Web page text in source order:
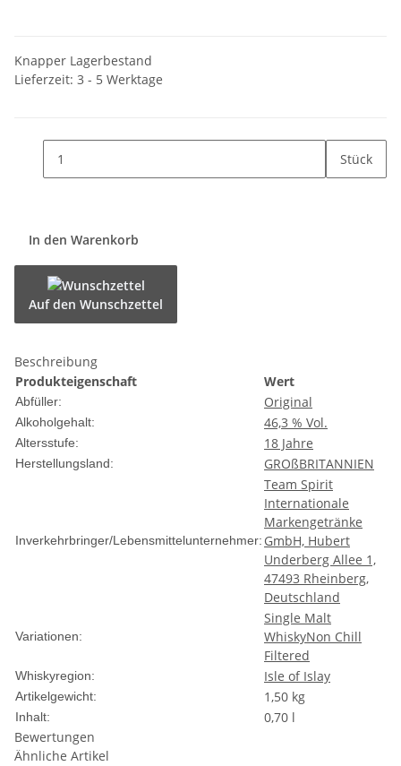
Knapper Lagerbestand
Lieferzeit: 3 - 5 Werktage
Stück
In den Warenkorb
Auf den Wunschzettel
Beschreibung
Produkteigenschaft
Wert
Abfüller: Original
Alkoholgehalt: 46,3 % Vol.
Altersstufe: 18 Jahre
Herstellungsland: GROßBRITANNIEN
Inverkehrbringer/Lebensmittelunternehmer:
Team Spirit
Internationale
Markengetränke
GmbH, Hubert
Underberg Allee 1,
47493 Rheinberg,
Deutschland
Variationen:
Single Malt
WhiskyNon Chill
Filtered
Whiskyregion: Isle of Islay
Artikelgewicht: 1,50 kg
Inhalt:
0,70 l
Bewertungen
Ähnliche Artikel